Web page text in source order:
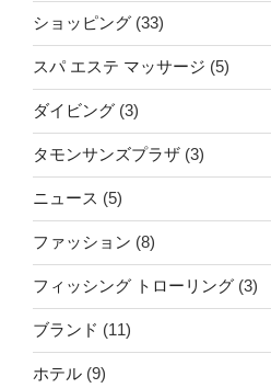
ショッピング (33)
スパ エステ マッサージ (5)
ダイビング (3)
タモンサンズプラザ (3)
ニュース (5)
ファッション (8)
フィッシング トローリング (3)
ブランド (11)
ホテル (9)